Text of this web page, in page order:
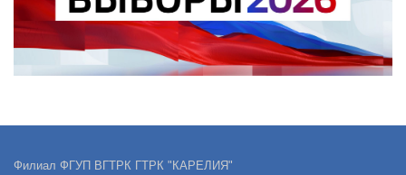
Филиал ФГУП ВГТРК ГТРК "КАРЕЛИЯ"